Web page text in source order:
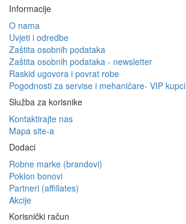
Informacije
O nama
Uvjeti i odredbe
Zaštita osobnih podataka
Zaštita osobnih podataka - newsletter
Raskid ugovora i povrat robe
Pogodnosti za servise i mehaničare- VIP kupci
Služba za korisnike
Kontaktirajte nas
Mapa site-a
Dodaci
Robne marke (brandovi)
Poklon bonovi
Partneri (affiliates)
Akcije
Korisnički račun